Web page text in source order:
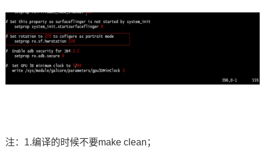
注：1.编译的时候不要make clean；